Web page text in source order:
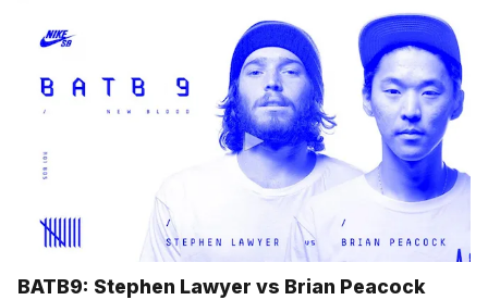
BATB9: Stephen Lawyer vs Brian Peacock